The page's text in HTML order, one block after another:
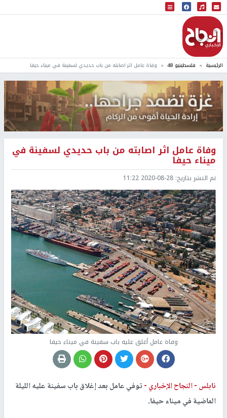
البث المباشر
إذاعة النجاح
الرئيسية فلسطينيو 48 وفاة عامل اثر اصابته من باب حديدي لسفينة في ميناء حيفا
وفاة عامل اثر اصابته من باب حديدي لسفينة في
ميناء حيفا
تم النشر بتاريخ: 2020-08-28 11:22
وفاة عامل أغلق عليه باب سفينة في ميناء حيفا
نابلس -النجاح الإخباري -توفي عامل بعد إغلاق باب سفينة عليه الليلة
الماضية في ميناء حيفا.